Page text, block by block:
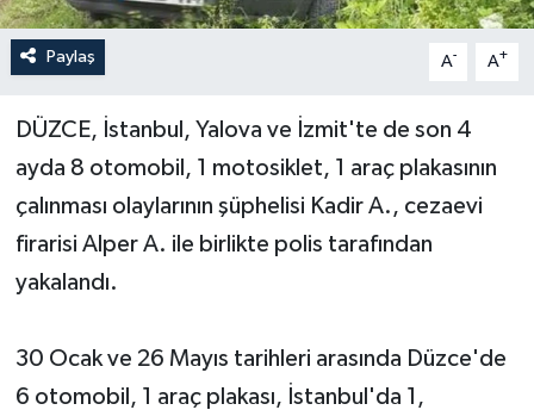
Paylaş A- A+
DÜZCE, İstanbul, Yalova ve İzmit'te de son 4
ayda 8 otomobil, 1 motosiklet, 1 araç plakasının
çalınması olaylarının şüphelisi Kadir A., cezaevi
firarisi Alper A. ile birlikte polis tarafından
yakalandı.
30 Ocak ve 26 Mayıs tarihleri arasında Düzce'de
6 otomobil, 1 araç plakası, İstanbul'da 1,
Yaşam
Yerel Yönetimler
DÜNYA
YEREL